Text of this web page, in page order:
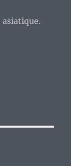
asiatique.